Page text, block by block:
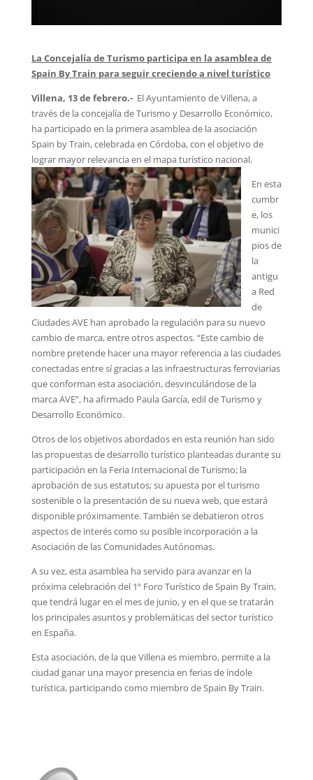
La Concejalía de Turismo participa en la asamblea de
Spain By Train para seguir creciendo a nivel turístico
Villena, 13 de febrero.- El Ayuntamiento de Villena, a
través de la concejalía de Turismo y Desarrollo Económico,
ha participado en la primera asamblea de la asociación
Spain by Train, celebrada en Córdoba, con el objetivo de
lograr mayor relevancia en el mapa turístico nacional.
En esta
cumbr
e, los
munici
pios de
la
antigu
a Red
de
Ciudades AVE han aprobado la regulación para su nuevo
cambio de marca, entre otros aspectos. “Este cambio de
nombre pretende hacer una mayor referencia a las ciudades
conectadas entre sí gracias a las infraestructuras ferroviarias
que conforman esta asociación, desvinculándose de la
marca AVE”, ha afirmado Paula García, edil de Turismo y
Desarrollo Económico.
Otros de los objetivos abordados en esta reunión han sido
las propuestas de desarrollo turístico planteadas durante su
participación en la Feria Internacional de Turismo; la
aprobación de sus estatutos; su apuesta por el turismo
sostenible o la presentación de su nueva web, que estará
disponible próximamente. También se debatieron otros
aspectos de interés como su posible incorporación a la
Asociación de las Comunidades Autónomas.
A su vez, esta asamblea ha servido para avanzar en la
próxima celebración del 1º Foro Turístico de Spain By Train,
que tendrá lugar en el mes de junio, y en el que se tratarán
los principales asuntos y problemáticas del sector turístico
en España.
Esta asociación, de la que Villena es miembro, permite a la
ciudad ganar una mayor presencia en ferias de índole
turística, participando como miembro de Spain By Train.